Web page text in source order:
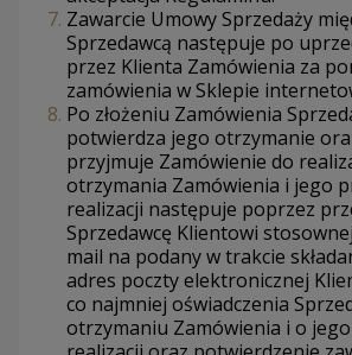
Zawarcie Umowy Sprzedaży
Sprzedawcą następuje po
przez Klienta Zamówienia za
zamówienia w Sklepie
Po złożeniu Zamówienia
potwierdza jego otrzymanie
przyjmuje Zamówienie do
otrzymania Zamówienia i jego
realizacji następuje poprzez
Sprzedawcę Klientowi
mail na podany w trakcie
adres poczty elektronicznej
co najmniej oświadczenia
otrzymaniu Zamówienia i o